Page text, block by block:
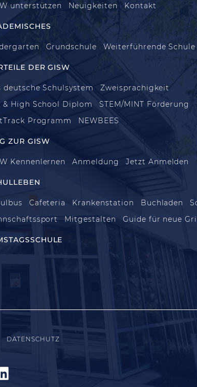
unterstützen
Neuigkeiten Kontakt
Grundschule Weiterführende Schule
DER GISW
deutsche Schulsystem
Zweisprachigkeit
& High School Diplom
STEM/MINT Förderung
Programm
NEWBEES
ZUR GISW
Kennenlernen Anmeldung Jetzt Anmelden
Cafeteria Krankenstation Buchladen
Mitgestalten Guide für neue
DATENSCHUTZ